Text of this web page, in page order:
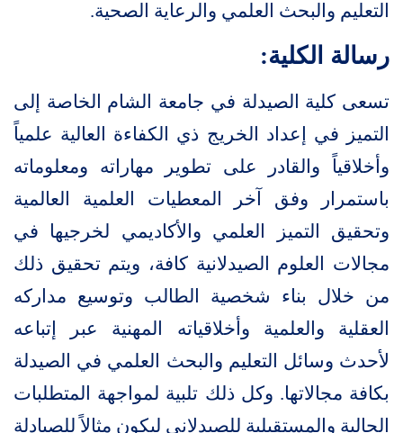
التعليم والبحث العلمي والرعاية الصحية.
رسالة الكلية:
تسعى كلية الصيدلة في جامعة الشام الخاصة إلى
التميز في إعداد الخريج ذي الكفاءة العالية علمياً
وأخلاقياً والقادر على تطوير مهاراته ومعلوماته
باستمرار وفق آخر المعطيات العلمية العالمية
وتحقيق التميز العلمي والأكاديمي لخرجيها في
مجالات العلوم الصيدلانية كافة، ويتم تحقيق ذلك
من خلال بناء شخصية الطالب وتوسيع مداركه
العقلية والعلمية وأخلاقياته المهنية عبر إتباعه
لأحدث وسائل التعليم والبحث العلمي في الصيدلة
بكافة مجالاتها. وكل ذلك تلبية لمواجهة المتطلبات
الحالية والمستقبلية للصيدلاني ليكون مثالاً للصيادلة